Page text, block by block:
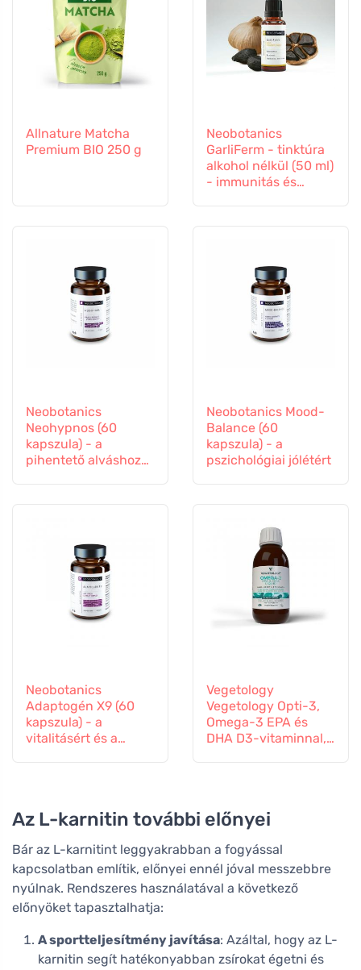
Allnature Matcha
Premium BIO 250 g
Neobotanics
GarliFerm - tinktúra
alkohol nélkül (50 ml)
- immunitás és
Neobotanics
Neohypnos (60
kapszula) - a
pihentető alváshoz
Neobotanics Mood-
Balance (60
kapszula) - a
pszichológiai jólétért
Neobotanics
Adaptogén X9 (60
kapszula) - a
vitalitásért és a
Vegetology
Vegetology Opti-3,
Omega-3 EPA és
DHA D3-vitaminnal,
Az L-karnitin további előnyei
Bár az L-karnitint leggyakrabban a fogyással
kapcsolatban említik, előnyei ennél jóval messzebbre
nyúlnak. Rendszeres használatával a következő
előnyöket tapasztalhatja:
A sportteljesítmény javítása: Azáltal, hogy az L-
karnitin segít hatékonyabban zsírokat égetni és